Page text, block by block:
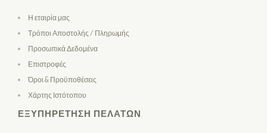
Η εταιρία μας
Τρόποι Αποστολής / Πληρωμής
Προσωπικά Δεδομένα
Επιστροφές
Όροι & Προϋποθέσεις
Χάρτης Ιστότοπου
ΕΞΥΠΗΡΈΤΗΣΗ ΠΕΛΑΤΏΝ